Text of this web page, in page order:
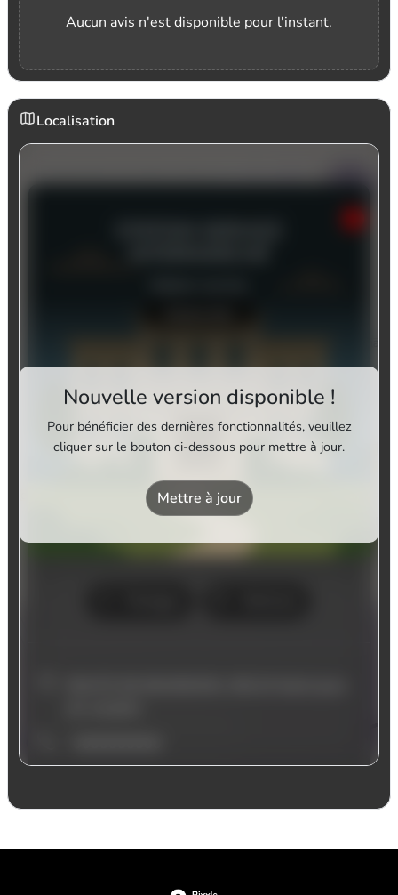
Aucun avis n'est disponible pour l'instant.
Localisation